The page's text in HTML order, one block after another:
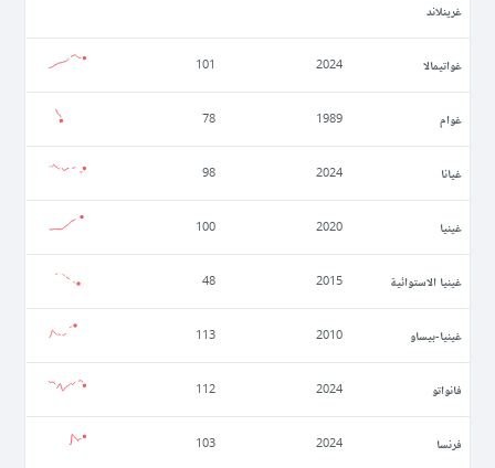
غرينلاند
غواتيمالا 2024
101
غوام 1989
78
غيانا 2024
98
غينيا 2020
100
غينيا الاستوائية 2015
48
غينيا-بيساو 2010
113
فانواتو 2024
112
فرنسا 2024
103